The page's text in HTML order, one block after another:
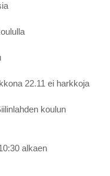
22.11 ei harkkoja
koulun
alkaen